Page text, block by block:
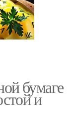
бумаге
и